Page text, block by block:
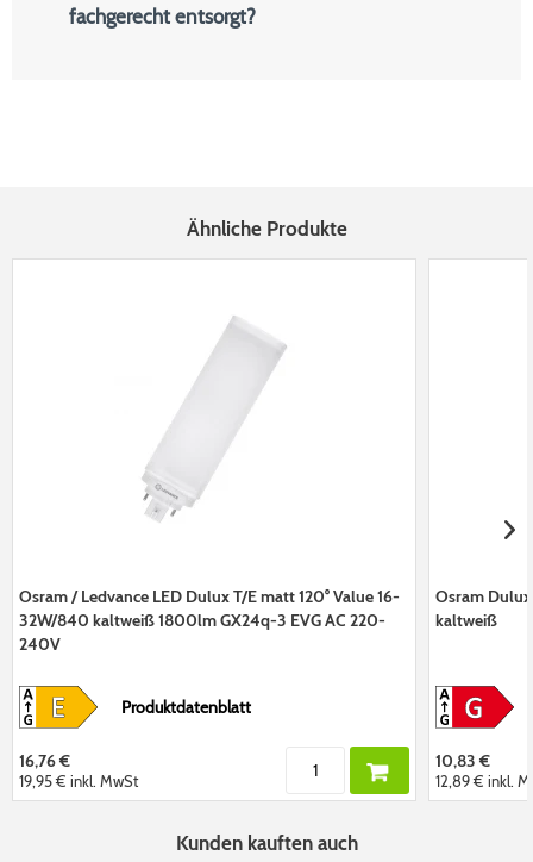
fachgerecht entsorgt?
Ähnliche Produkte
Osram / Ledvance LED Dulux T/E matt 120° Value 16-
32W/840 kaltweiß 1800lm GX24q-3 EVG AC 220-
240V
Produktdatenblatt
16,76 €
19,95 € inkl. MwSt
Osram
kaltweiß
10,83 €
12,89 €inkl.
Kunden kauften auch